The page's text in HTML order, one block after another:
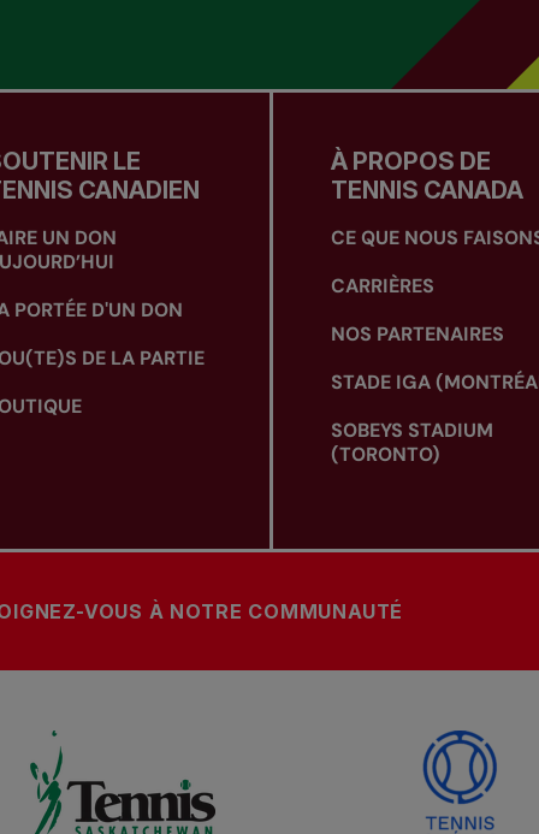
LE
CANADIEN
UN DON
PORTÉE D'UN DON
DE LA PARTIE
À PROPOS DE
TENNIS CANADA
CE QUE NOUS
CARRIÈRES
NOS PARTENAIRES
STADE IGA
SOBEYS STADIUM
(TORONTO)
VOUS À NOTRE COMMUNAUTÉ